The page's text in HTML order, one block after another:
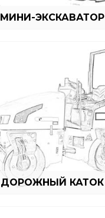
МИНИ-ЭКСКАВАТОР
ДОРОЖНЫЙ КАТОК